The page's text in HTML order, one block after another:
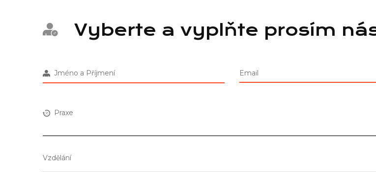
Vyberte a vyplňte prosím
Jméno a Příjmení Email
Praxe
Vzdělání